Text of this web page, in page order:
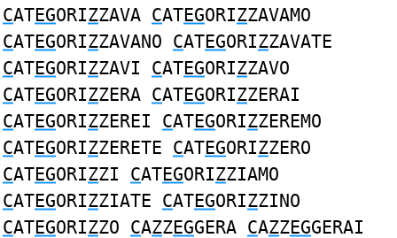
CATEGORIZZAVA CATEGORIZZAVAMO
CATEGORIZZAVANO CATEGORIZZAVATE
CATEGORIZZAVI CATEGORIZZAVO
CATEGORIZZERA CATEGORIZZERAI
CATEGORIZZEREI CATEGORIZZEREMO
CATEGORIZZERETE CATEGORIZZERO
CATEGORIZZI CATEGORIZZIAMO
CATEGORIZZIATE CATEGORIZZINO
CATEGORIZZO CAZZEGGERA CAZZEGGERAI